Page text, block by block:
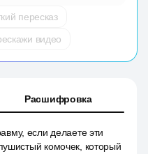
пересказ
видео
Расшифровка
если делаете эти
комочек, который